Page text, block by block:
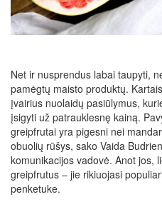
Net ir nusprendus labai taupyti,
pamėgtų maisto produktų.
įvairius nuolaidų pasiūlymus,
įsigyti už patrauklesnę kainą.
greipfrutai yra pigesni nei
obuolių rūšys, sako Vaida
komunikacijos vadovė. Anot jos,
greipfrutus – jie rikiuojasi
penketuke.